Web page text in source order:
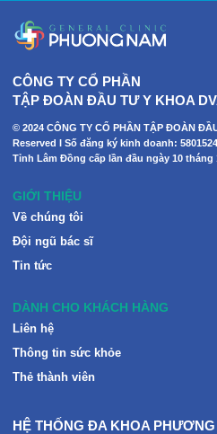
CÔNG TY CỔ PHẦN
TẬP ĐOÀN ĐẦU TƯ Y KHOA
© 2024 CÔNG TY CỔ PHẦN TẬP ĐOÀN
Reserved I Số đăng ký kinh doanh:
Tỉnh Lâm Đồng cấp lần đầu ngày 10 tháng
GIỚI THIỆU
Về chúng tôi
Đội ngũ bác sĩ
Tin tức
DÀNH CHO KHÁCH HÀNG
Liên hệ
Thông tin sức khỏe
Thẻ thành viên
HỆ THỐNG ĐA KHOA